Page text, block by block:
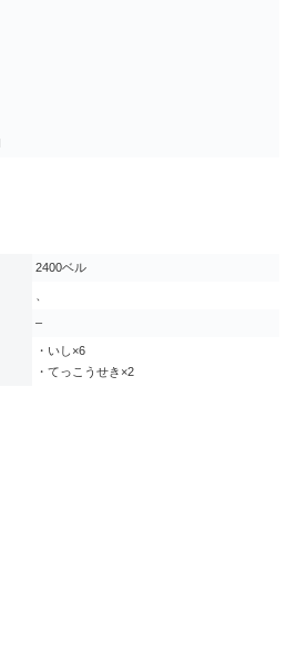
2400ベル
、
–
・いし×6
・てっこうせき×2